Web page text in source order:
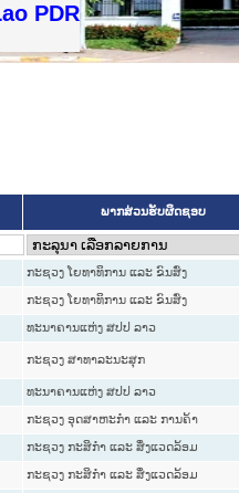
PDR
ພາກສ່ວນຮັບຜິດຊອບ
ກະຊວງ ໂຍທາທິການ ແລະ ຂົນສົ່ງ
ກະຊວງ ໂຍທາທິການ ແລະ ຂົນສົ່ງ
ທະນາຄານແຫ່ງ ສປປ ລາວ
ກະຊວງ ສາທາລະນະສຸກ
ທະນາຄານແຫ່ງ ສປປ ລາວ
ກະຊວງ ອຸດສາຫະກຳ ແລະ ການຄ້າ
ກະຊວງ ກະສິກຳ ແລະ ສິ່ງແວດລ້ອມ
ກະຊວງ ກະສິກຳ ແລະ ສິ່ງແວດລ້ອມ